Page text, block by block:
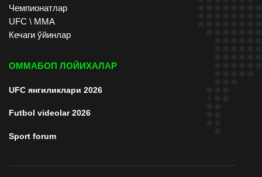
Чемпионатлар
UFC \ ММА
Кечаги ўйинлар
ОММАБОП ЛОЙИХАЛАР
UFC янгиликлари 2026
Futbol videolar 2026
Sport forum